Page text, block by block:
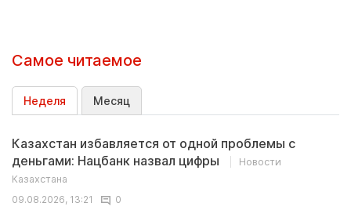
Самое читаемое
Неделя Месяц
Казахстан избавляется от одной проблемы с
деньгами: Нацбанк назвал цифры
Новости
Казахстана
09.08.2026, 13:21
0